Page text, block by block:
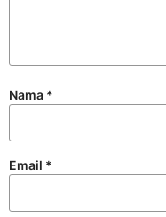
Nama *
Email *